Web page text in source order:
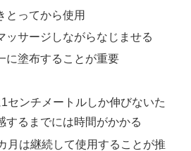
とってから使用
ッサージしながらなじませる
に塗布することが重要
センチメートルしか伸びないた
するまでには時間がかかる
月は継続して使用することが推